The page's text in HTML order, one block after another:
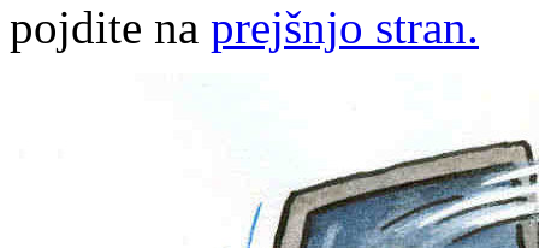
pojdite na prejšnjo stran.